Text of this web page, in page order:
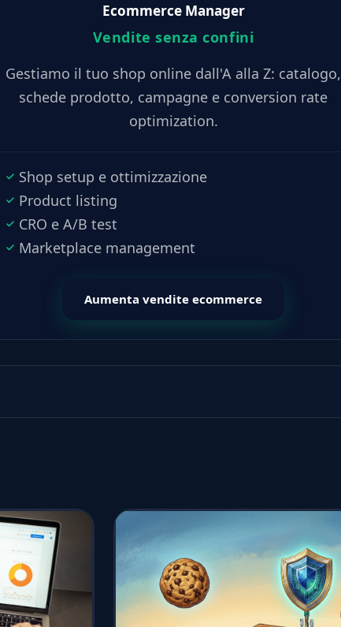
Ecommerce Manager
Vendite senza confini
Gestiamo il tuo shop online dall'A alla Z: catalogo,
schede prodotto, campagne e conversion rate
optimization.
Shop setup e ottimizzazione
Product listing
CRO e A/B test
Marketplace management
Aumenta vendite ecommerce